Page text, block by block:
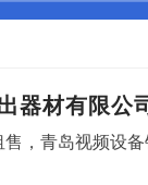
器材有限公
，青岛视频设